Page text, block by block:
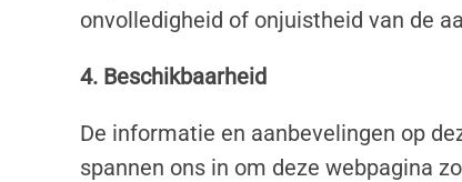
onvolledigheid of onjuistheid van de
4. Beschikbaarheid
De informatie en aanbevelingen op
spannen ons in om deze webpagina